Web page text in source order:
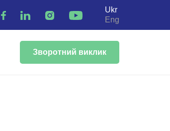
Ukr
Eng
Зворотний виклик